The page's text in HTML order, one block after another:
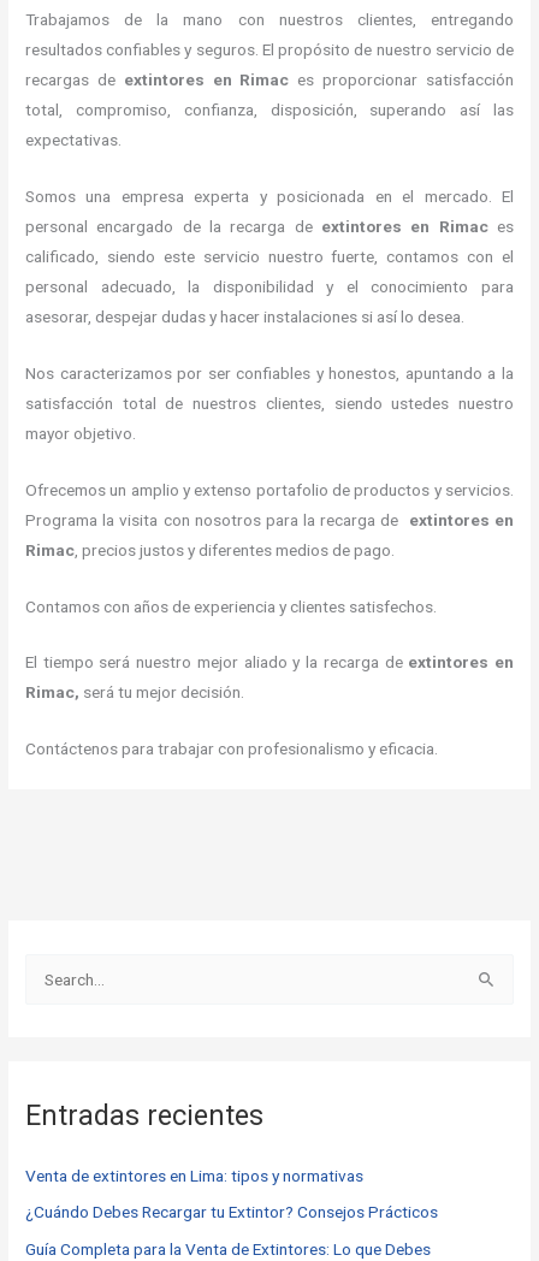
Trabajamos de la mano con nuestros clientes, entregando
resultados confiables y seguros. El propósito de nuestro servicio de
recargas de extintores en Rimac es proporcionar satisfacción
total, compromiso, confianza, disposición, superando así las
expectativas.
Somos una empresa experta y posicionada en el mercado. El
personal encargado de la recarga de extintores en Rimaces
calificado, siendo este servicio nuestro fuerte, contamos con el
personal adecuado, la disponibilidad y el conocimiento para
asesorar, despejar dudas y hacer instalaciones si así lo desea.
Nos caracterizamos por ser confiables y honestos, apuntando a la
satisfacción total de nuestros clientes, siendo ustedes nuestro
mayor objetivo.
Ofrecemos un amplio y extenso portafolio de productos y servicios.
Programa la visita con nosotros para la recarga de extintores en
Rimac , precios justos y diferentes medios de pago.
Contamos con años de experiencia y clientes satisfechos.
El tiempo será nuestro mejor aliado y la recarga de extintores en
Rimac, será tu mejor decisión.
Contáctenos para trabajar con profesionalismo y eficacia.
a
p
o
r
Entradas recientes
Venta de extintores en Lima: tipos y normativas
¿Cuándo Debes Recargar tu Extintor? Consejos Prácticos
Guía Completa para la Venta de Extintores: Lo que Debes